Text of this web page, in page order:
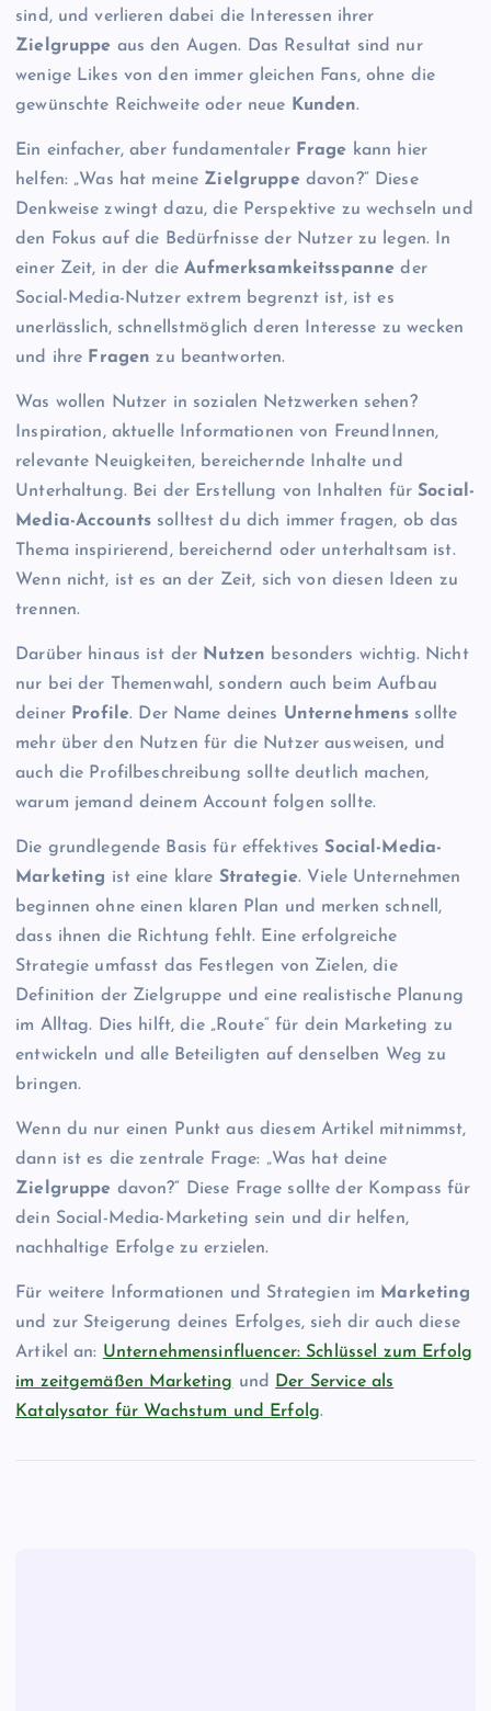
sind, und verlieren dabei die Interessen ihrer
Zielgruppe aus den Augen. Das Resultat sind nur
wenige Likes von den immer gleichen Fans, ohne die
gewünschte Reichweite oder neue
Kunden.
Ein einfacher, aber fundamentaler Frage kann hier
helfen: „Was hat meine Zielgruppedavon?“ Diese
Denkweise zwingt dazu, die Perspektive zu wechseln und
den Fokus auf die Bedürfnisse der Nutzer zu legen. In
einer Zeit, in der dieAufmerksamkeitsspanne der
Social-Media-Nutzer extrem begrenzt ist, ist es
unerlässlich, schnellstmöglich deren Interesse zu wecken
und ihre Fragen zu beantworten.
Was wollen Nutzer in sozialen Netzwerken sehen?
Inspiration, aktuelle Informationen von FreundInnen,
relevante Neuigkeiten, bereichernde Inhalte und
Unterhaltung. Bei der Erstellung von Inhalten fürSocial-
Media-Accounts solltest du dich immer fragen, ob das
Thema inspirierend, bereichernd oder unterhaltsam ist.
Wenn nicht, ist es an der Zeit, sich von diesen Ideen zu
trennen.
Darüber hinaus ist der Nutzen besonders wichtig. Nicht
nur bei der Themenwahl, sondern auch beim Aufbau
deiner Profile. Der Name deines Unternehmens sollte
mehr über den Nutzen für die Nutzer ausweisen, und
auch die Profilbeschreibung sollte deutlich machen,
warum jemand deinem Account folgen sollte.
Die grundlegende Basis für effektivesSocial-Media-
Marketing ist eine klare Strategie. Viele Unternehmen
beginnen ohne einen klaren Plan und merken schnell,
dass ihnen die Richtung fehlt. Eine erfolgreiche
Strategie umfasst das Festlegen von Zielen, die
Definition der Zielgruppe und eine realistische Planung
im Alltag. Dies hilft, die „Route“ für dein Marketing zu
entwickeln und alle Beteiligten auf denselben Weg zu
bringen.
Wenn du nur einen Punkt aus diesem Artikel mitnimmst,
dann ist es die zentrale Frage: „Was hat deine
Zielgruppe davon?“ Diese Frage sollte der Kompass für
dein Social-Media-Marketing sein und dir helfen,
nachhaltige Erfolge zu erzielen.
Für weitere Informationen und Strategien im Marketing
und zur Steigerung deines Erfolges, sieh dir auch diese
Artikel an: Unternehmensinfluencer: Schlüssel zum Erfolg
im zeitgemäßen Marketing und Der Service als
Katalysator für Wachstum und Erfolg.